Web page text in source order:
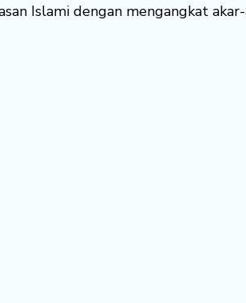
Islami dengan mengangkat